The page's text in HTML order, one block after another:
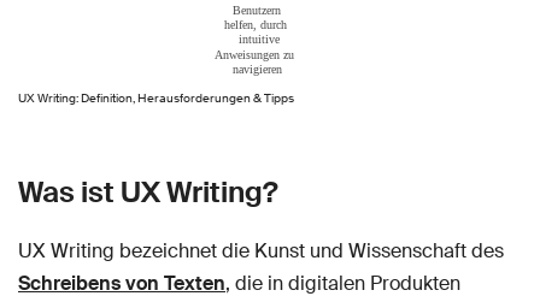
UX Writing: Definition, Herausforderungen & Tipps
Was ist UX Writing?
UX Writing bezeichnet die Kunst und Wissenschaft des
Schreibens von Texten, die in digitalen Produkten